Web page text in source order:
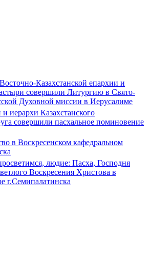
Казахстанской епархии и
совершили Литургию в Свято-
Духовной миссии в Иерусалиме
иерархи Казахстанского
совершили пасхальное поминовение
в Воскресенском кафедральном
людие: Пасха, Господня
Воскресения Христова в
г.Семипалатинска